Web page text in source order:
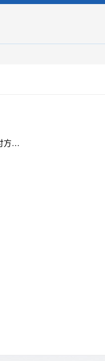
洪江市农村危房改造工作领导小组办公室关于印发《洪江市2026年农村危房改造补助标准和资金拨付方式》的通知